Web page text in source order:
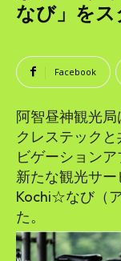
なび」をス
Facebook
阿智昼神観光局
クレステック
ビゲーション
新たな観光サ
Kochi☆なび（
た。